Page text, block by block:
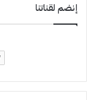
إنضم لقناتنا